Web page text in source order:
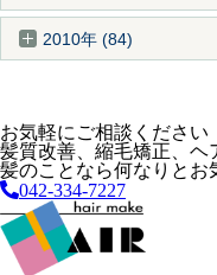
2010年 (84)
お気軽にご相談ください
髪質改善、縮毛矯正、ヘ
髪のことなら何なりとお
042-334-7227